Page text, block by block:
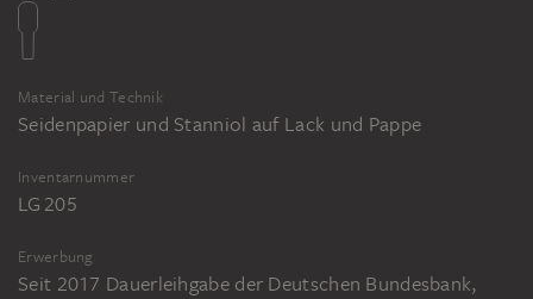
Material und Technik
Seidenpapier und Stanniol auf Lack und Pappe
Inventarnummer
LG 205
Erwerbung
Seit 2017 Dauerleihgabe der Deutschen Bundesbank,